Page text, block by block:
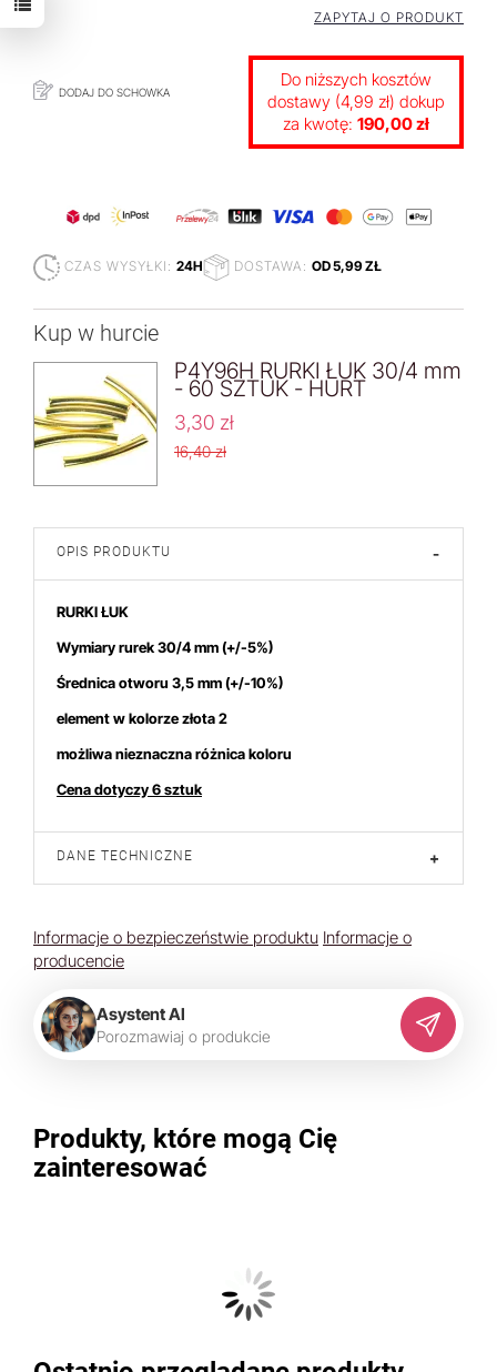
DODAJ DO SCHOWKA
ZAPYTAJ O PRODUKT
Do niższych kosztów
dostawy (4,99 zł) dokup
za kwotę: 190,00 zł
CZAS WYSYŁKI: 24H DOSTAWA: OD 5,99 ZŁ
Kup w hurcie
P4Y96H RURKI ŁUK 30/4 mm
- 60 SZTUK - HURT
3,30 zł
16,40 zł
OPIS PRODUKTU -
RURKI ŁUK
Wymiary rurek 30/4 mm(+/-5%)
Średnica otworu 3,5 mm (+/-10%)
element w kolorze złota 2
możliwa nieznaczna różnica koloru
Cena dotyczy 6 sztuk
DANE TECHNICZNE +
Informacje o bezpieczeństwie produktu Informacje o
producencie
Asystent AI
Porozmawiaj o produkcie
Produkty, które mogą Cię
zainteresować